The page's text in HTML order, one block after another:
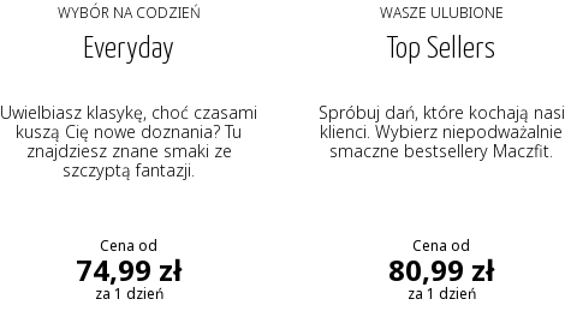
WYBÓR NA CODZIEŃ
Everyday
Uwielbiasz klasykę, choć czasami
kuszą Cię nowe doznania? Tu
znajdziesz znane smaki ze
szczyptą fantazji.
Cena od
74,99 zł
za 1 dzień
WASZE ULUBIONE
Top Sellers
Spróbuj dań, które kochają nasi
klienci. Wybierz niepodważalnie
smaczne bestsellery Maczfit.
Cena od
80,99 zł
za 1 dzień